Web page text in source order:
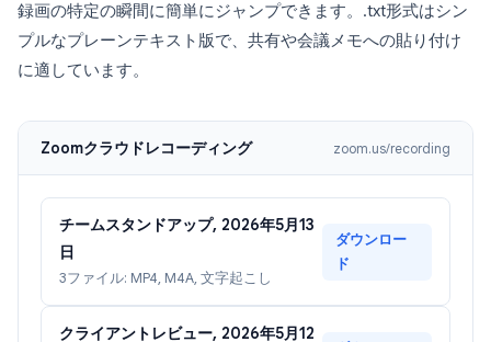
録画の特定の瞬間に簡単にジャンプできます。.txt形式はシン
プルなプレーンテキスト版で、共有や会議メモへの貼り付け
に適しています。
Zoomクラウドレコーディング zoom.us/recording
チームスタンドアップ, 2026年5月13
日
3ファイル: MP4, M4A, 文字起こし
ダウンロー
ド
クライアントレビュー, 2026年5月12